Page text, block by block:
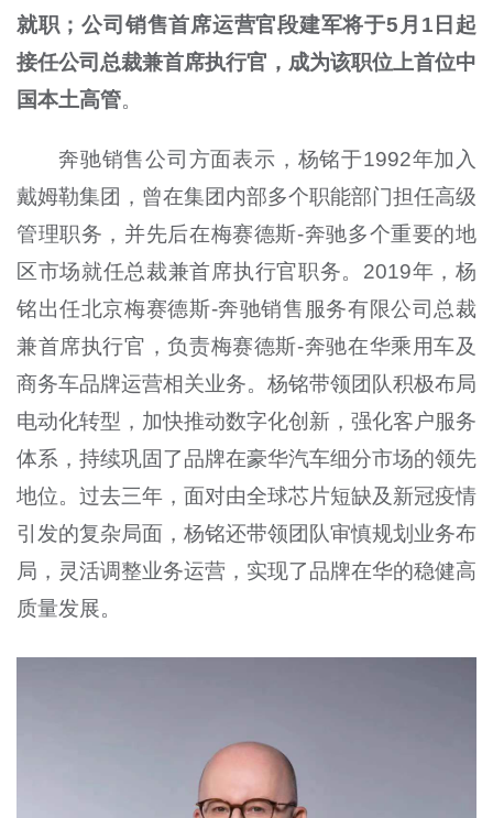
就职；公司销售首席运营官段建军将于5月1日起
接任公司总裁兼首席执行官，成为该职位上首位中
国本土高管。
奔驰销售公司方面表示，杨铭于1992年加入
戴姆勒集团，曾在集团内部多个职能部门担任高级
管理职务，并先后在梅赛德斯-奔驰多个重要的地
区市场就任总裁兼首席执行官职务。2019年，杨
铭出任北京梅赛德斯-奔驰销售服务有限公司总裁
兼首席执行官，负责梅赛德斯-奔驰在华乘用车及
商务车品牌运营相关业务。杨铭带领团队积极布局
电动化转型，加快推动数字化创新，强化客户服务
体系，持续巩固了品牌在豪华汽车细分市场的领先
地位。过去三年，面对由全球芯片短缺及新冠疫情
引发的复杂局面，杨铭还带领团队审慎规划业务布
局，灵活调整业务运营，实现了品牌在华的稳健高
质量发展。